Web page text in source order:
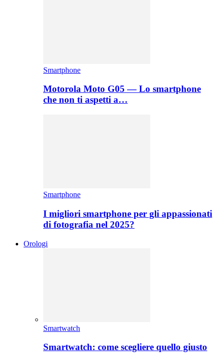
Smartphone
Motorola Moto G05 — Lo smartphone
che non ti aspetti a…
Smartphone
I migliori smartphone per gli appassionati
di fotografia nel 2025?
Orologi
Smartwatch
Smartwatch: come scegliere quello giusto